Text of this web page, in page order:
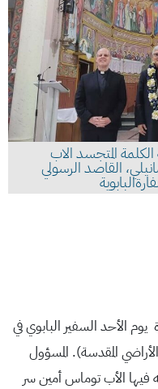
المتجسد الاب
القاصد الرسولي
الأحد السفير البابوي في
المقدسة). المسؤول
فيها الأب توماس أمين سر